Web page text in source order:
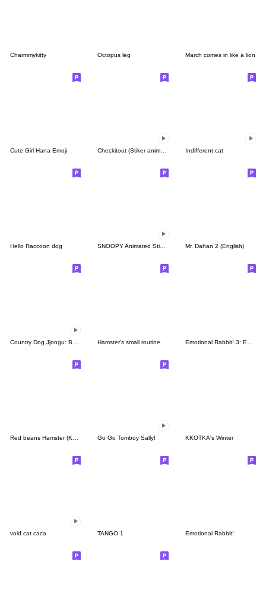
Charmmykitty Octopus leg March comes in like a lion
Cute Girl Hana Emoji Indifferent cat
Hello Raccoon dog SNOOPY Animated Stickers Mr. Dahan 2 (English)
Hamster's small routine.
Go Go Tomboy Sally! KKOTKA's Winter
void cat caca TANGO 1 Emotional Rabbit!